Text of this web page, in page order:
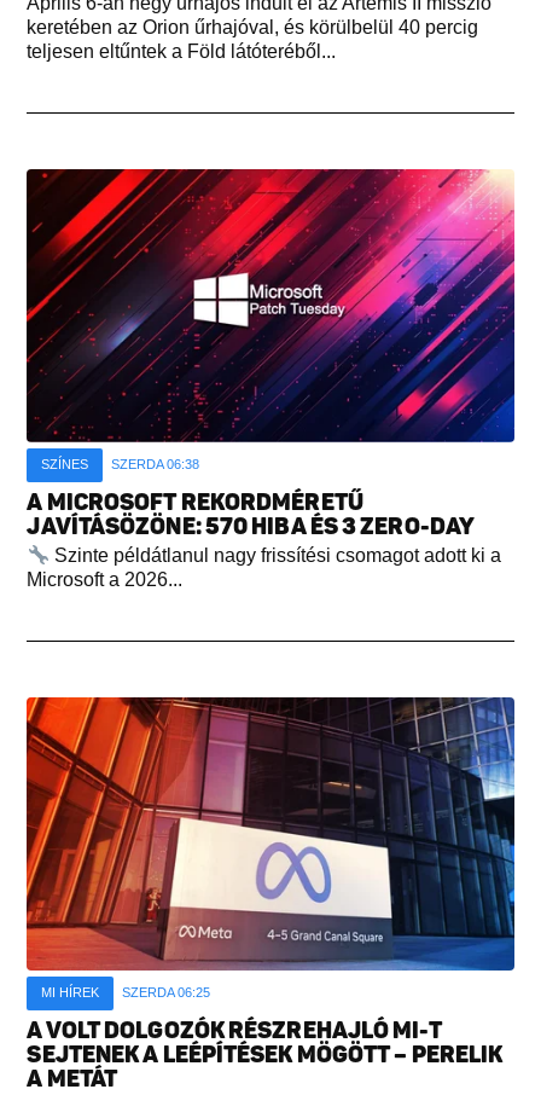
keretében az Orion űrhajóval, és körülbelül 40 percig
teljesen eltűntek a Föld látóteréből...
SZÍNES SZERDA 06:38
A MICROSOFT REKORDMÉRETŰ
JAVÍTÁSÖZÖNE: 570 HIBA ÉS 3 ZERO-DAY
Szinte példátlanul nagy frissítési csomagot adott ki a
Microsoft a 2026...
MI HÍREK SZERDA 06:25
A VOLT DOLGOZÓK RÉSZREHAJLÓ MI-T
SEJTENEK A LEÉPÍTÉSEK MÖGÖTT – PERELIK
A METÁT